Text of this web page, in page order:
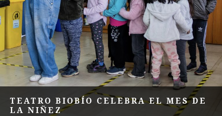
TEATRO BIOBÍO CELEBRA EL MES DE
LA NIÑEZ